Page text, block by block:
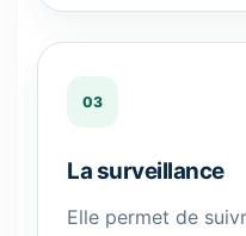
03
La surveillance
Elle permet de